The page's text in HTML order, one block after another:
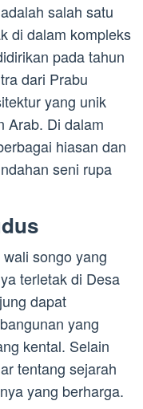
salah satu
di dalam kompleks
pada tahun
dari Prabu
yang unik
Arab. Di dalam
hiasan dan
seni rupa
songo yang
terletak di Desa
dapat
yang
kental. Selain
tentang sejarah
yang berharga.